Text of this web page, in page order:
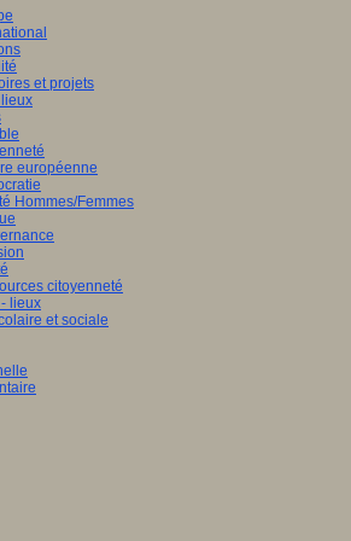
et projets
européenne
Hommes/Femmes
citoyenneté
lieux
et sociale